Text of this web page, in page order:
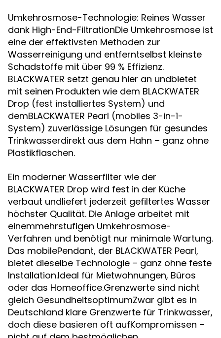
Umkehrosmose-Technologie: Reines Wasser
dank High-End-FiltrationDie Umkehrosmose ist
eine der effektivsten Methoden zur
Wasserreinigung und entferntselbst kleinste
Schadstoffe mit über 99 % Effizienz.
BLACKWATER setzt genau hier an undbietet
mit seinen Produkten wie dem BLACKWATER
Drop (fest installiertes System) und
demBLACKWATER Pearl (mobiles 3-in-1-
System) zuverlässige Lösungen für gesundes
Trinkwasserdirekt aus dem Hahn – ganz ohne
Plastikflaschen.
Ein moderner Wasserfilter wie der
BLACKWATER Drop wird fest in der Küche
verbaut undliefert jederzeit gefiltertes Wasser
höchster Qualität. Die Anlage arbeitet mit
einemmehrstufigen Umkehrosmose-
Verfahren und benötigt nur minimale Wartung.
Das mobilePendant, der BLACKWATER Pearl,
bietet dieselbe Technologie – ganz ohne feste
Installation.Ideal für Mietwohnungen, Büros
oder das Homeoffice.Grenzwerte sind nicht
gleich GesundheitsoptimumZwar gibt es in
Deutschland klare Grenzwerte für Trinkwasser,
doch diese basieren oft aufKompromissen –